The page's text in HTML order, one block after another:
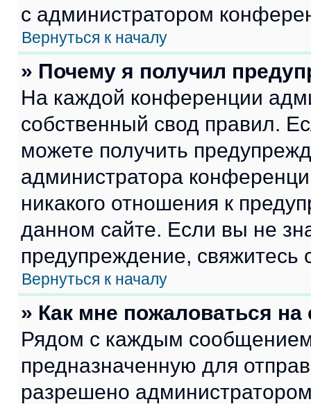
с администратором
Вернуться к началу
» Почему я получил
На каждой конференции
собственный свод правил.
можете получить
администратора
никакого отношения к
данном сайте. Если вы не
предупреждение,
Вернуться к началу
» Как мне пожаловаться
Рядом с каждым сообщением
предназначенную для
разрешено